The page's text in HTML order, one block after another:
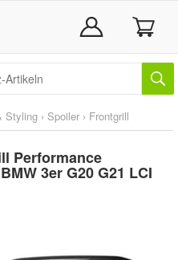
Styling › Spoiler › Frontgrill
Performance
3er G20 G21 LCI